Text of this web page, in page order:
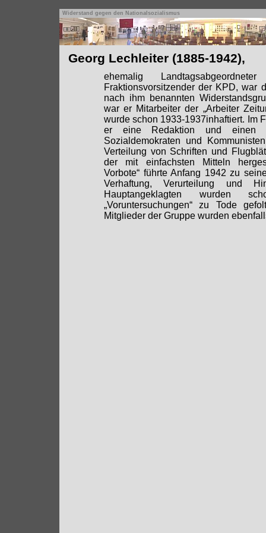
Widerstand gegen den Nationalsozialismus
Georg Lechleiter (1885-1942),
ehemalig
Fraktionsvorsitzender der KPD, war
nach ihm benannten
war er Mitarbeiter der „Arbeiter
wurde schon 1933-1937inhaftiert. Im
er eine Redaktion und einen
Sozialdemokraten und
Verteilung von Schriften und
der mit einfachsten Mitteln
Vorbote“ führte Anfang 1942 zu
Verhaftung, Verurteilung und
Hauptangeklagten wurden
„Voruntersuchungen“ zu Tode
Mitglieder der Gruppe wurden